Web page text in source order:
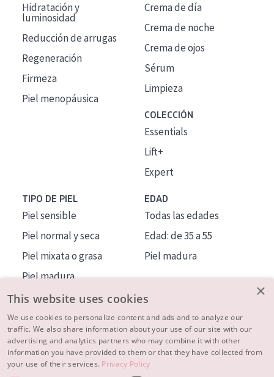
Hidratación y
luminosidad
Reducción de arrugas
Regeneración
Firmeza
Piel menopáusica
Crema de día
Crema de noche
Crema de ojos
Sérum
Limpieza
COLECCIÓN
Essentials
Lift+
Expert
TIPO DE PIEL
Piel sensible
Piel normal y seca
Piel mixata o grasa
Piel madura
Piel expuesta al sol
Piel menopáusica
EDAD
Todas las edades
Edad: de 35 a 55
Piel madura
MÁS SOBRE NOSOTROS
INSPIRACIÓN
×
This website uses cookies
We use cookies to personalize content and ads and to analyze our
traffic. We also share information about your use of our site with our
advertising and analytics partners who may combine it with other
information you have provided to them or that they have collected from
your use of their services. Privacy Policy